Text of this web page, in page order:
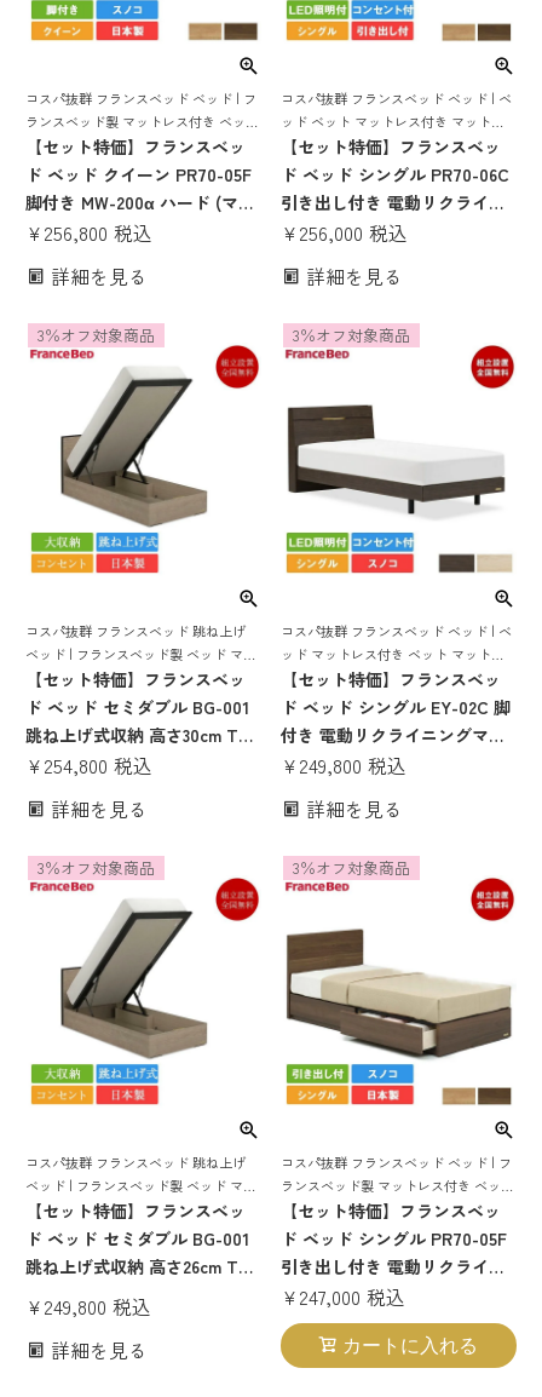
コスパ抜群 フランスベッド ベッド | フ
ランスベッド製 マットレス付き ベット
マットレス 付き マットレスセット 70
周年 脚付き スノコ すのこ すのこベッ
【セット特価】フランスベッ
ド ベッド クイーン PR70-05F
脚付き MW-200α ハード (マッ
トレス SS×2枚) | 正規品 フラ
マットレス付き マットレスセ
すのこ 日本製 pr70-05 mw-
200a かたい かため 腰痛 mh
¥256,800 税込
詳細を見る
コスパ抜群 フランスベッド ベッド | ベ
ッド ベット マットレス付き マットレ
スセット 70周年 収納 収納付き 引き出
し スノコ すのこ すのこベッド 宮付き
【セット特価】フランスベッ
ド ベッド シングル PR70-06C
引き出し付き 電動リクライニ
ングマットレス RP-1000W| 正
レス付き マットレス 70周年
rp1000
¥256,000 税込
詳細を見る
3％オフ対象商品
コスパ抜群 フランスベッド 跳ね上げ
ベッド | フランスベッド製 ベッド マッ
トレス付き マットレスセット ベッドセ
ット マットレス付き コンセント おし
【セット特価】フランスベッ
ド ベッド セミダブル BG-001
跳ね上げ式収納 高さ30cm TW-
100α | 正規品 フランスベッド
ス付き マットレスセット ベッ
ゃれ 収納 大容量 大収納 跳ね
上げ bg-001 tw-100α
¥254,800 税込
詳細を見る
3％オフ対象商品
コスパ抜群 フランスベッド ベッド | ベ
ッド マットレス付き ベット マットレ
スセット 脚付き スノコ すのこ すのこ
ベッド 宮付き 宮 棚 コンセント付き 照
【セット特価】フランスベッ
ド ベッド シングル EY-02C 脚
付き 電動リクライニングマッ
トレス RP-1000W | 正規品 フ
ス付き マットレス 日本製 スノ
ッド
¥249,800 税込
詳細を見る
3％オフ対象商品
コスパ抜群 フランスベッド 跳ね上げ
ベッド | フランスベッド製 ベッド マッ
トレス付き マットレスセット ベッドセ
ット マットレス付き コンセント おし
ゃれ 収納
【セット特価】フランスベッ
ド ベッド セミダブル BG-001
跳ね上げ式収納 高さ26cm TW-
100α | 正規品 フランスベッド
製 セミダブルベッド マットレ
ス付き マットレスセット ベッ
¥249,800 税込
詳細を見る
3％オフ対象商品
コスパ抜群 フランスベッド ベッド | フ
ランスベッド製 マットレス付き ベット
マットレス 付き マットレスセット 70
周年 収納 収納付き 引き出し 引出し ス
ノコ すのこ すのこベッド
【セット特価】フランスベッ
ド ベッド シングル PR70-05F
引き出し付き 電動リクライニ
ングマットレス RP-1000W | 正
規品 フランスベッド製 マット
レス付き 70周年 pr7005 電動
¥247,000 税込
カートに入れる